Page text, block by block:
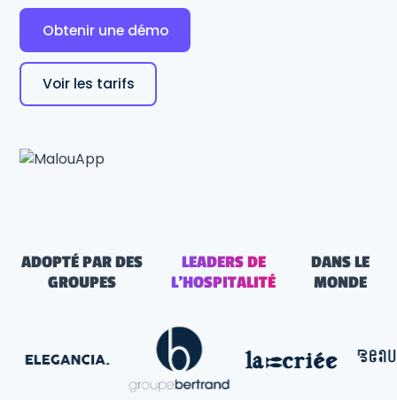
Obtenir une démo
Voir les tarifs
ADOPTÉ PAR DES
GROUPES
LEADERS DE
L'HOSPITALITÉ
DANS LE
MONDE